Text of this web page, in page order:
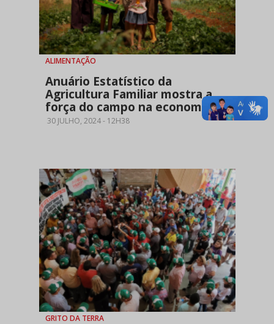
ALIMENTAÇÃO
Anuário Estatístico da
Agricultura Familiar mostra a
força do campo na economia
30 JULHO, 2024 - 12H38
GRITO DA TERRA